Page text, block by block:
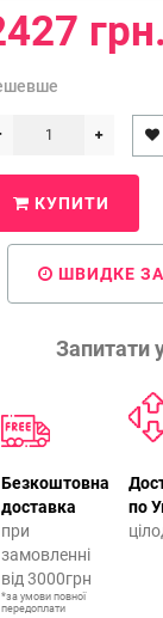
грн.
КУПИТИ
ШВИДКЕ
Запитати
Безкоштовна
доставка
при
замовленні
від 3000грн
*за умови повної
передоплати
по